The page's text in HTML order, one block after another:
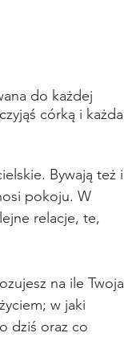
do każdej
córką i każda
Bywają też i
pokoju. W
relacje, te,
na ile Twoja
w jaki
dziś oraz co